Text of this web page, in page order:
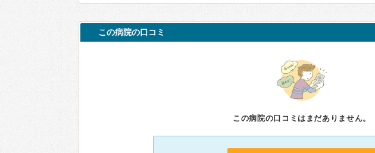
この病院の口コミ
この病院の口コミはまだありません。